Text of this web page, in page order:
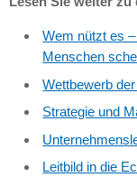
Wem nützt es
Menschen
Wettbewerb
Strategie und
Leitbild in die